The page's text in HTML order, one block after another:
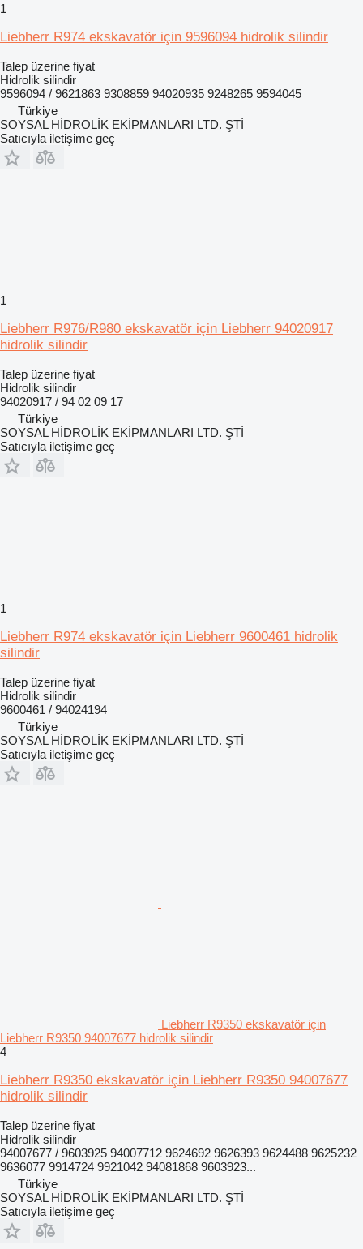
1
Liebherr R974 ekskavatör için 9596094 hidrolik silindir
Talep üzerine fiyat
Hidrolik silindir
9596094 / 9621863 9308859 94020935 9248265 9594045
Türkiye
SOYSAL HİDROLİK EKİPMANLARI LTD. ŞTİ
Satıcıyla iletişime geç
1
Liebherr R976/R980 ekskavatör için Liebherr 94020917
hidrolik silindir
Talep üzerine fiyat
Hidrolik silindir
94020917 / 94 02 09 17
Türkiye
SOYSAL HİDROLİK EKİPMANLARI LTD. ŞTİ
Satıcıyla iletişime geç
1
Liebherr R974 ekskavatör için Liebherr 9600461 hidrolik
silindir
Talep üzerine fiyat
Hidrolik silindir
9600461 / 94024194
Türkiye
SOYSAL HİDROLİK EKİPMANLARI LTD. ŞTİ
Satıcıyla iletişime geç
Liebherr R9350 ekskavatör için
Liebherr R9350 94007677 hidrolik silindir
4
Liebherr R9350 ekskavatör için Liebherr R9350 94007677
hidrolik silindir
Talep üzerine fiyat
Hidrolik silindir
94007677 / 9603925 94007712 9624692 9626393 9624488 9625232
9636077 9914724 9921042 94081868 9603923...
Türkiye
SOYSAL HİDROLİK EKİPMANLARI LTD. ŞTİ
Satıcıyla iletişime geç